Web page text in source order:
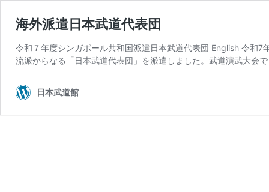
海外派遣日本武道代表団
令和７年度シンガポール共和国派遣日本武道代表団 English 令和
流派からなる「日本武道代表団」を派遣しました。武道演武大会
日本武道館